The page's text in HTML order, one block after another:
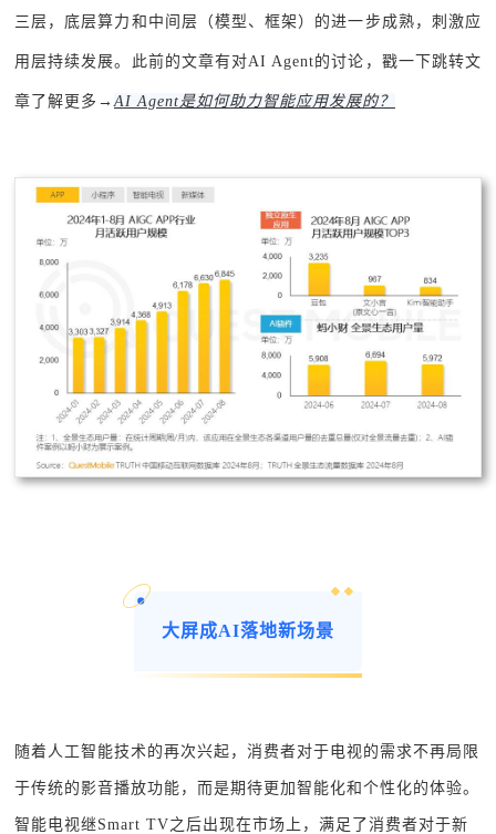
三层，底层算力和中间层（模型、框架）的进一步成熟，刺激应
用层持续发展。此前的文章有对AI Agent的讨论，戳一下跳转文
章了解更多→AI Agent是如何助力智能应用发展的？
大屏成AI落地新场景
随着人工智能技术的再次兴起，消费者对于电视的需求不再局限
于传统的影音播放功能，而是期待更加智能化和个性化的体验。
智能电视继Smart TV之后出现在市场上，满足了消费者对于新